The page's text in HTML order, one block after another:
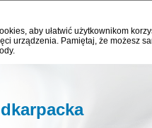
aby ułatwić użytkownikom
urządzenia. Pamiętaj, że możesz